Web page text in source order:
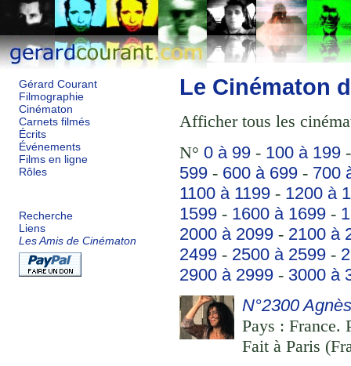
Gérard Courant
Filmographie
Cinématon
Carnets filmés
Écrits
Événements
Films en ligne
Rôles
Recherche
Liens
Les Amis de Cinématon
Le Cinématon
Afficher tous les
N°0 à 99 - 100 à 199
599 - 600 à 699 - 700
1100 à 1199 - 1200 à
1599 - 1600 à 1699 -
2000 à 2099 - 2100 à
2499 - 2500 à 2599 -
2900 à 2999 - 3000 à
N°2300
Pays : France.
Fait à Paris